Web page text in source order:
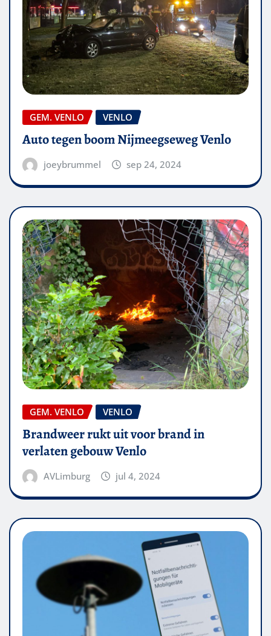
GEM. VENLO VENLO
Auto tegen boom Nijmeegseweg Venlo
joeybrummel sep 24, 2024
GEM. VENLO VENLO
Brandweer rukt uit voor brand in
verlaten gebouw Venlo
AVLimburg jul 4, 2024